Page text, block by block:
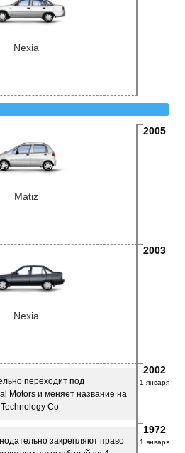
Nexia
2005
Matiz
2003
Nexia
2002
1 января
переходит под
Motors и меняет название на
Co
1972
1 января
закрепляют право